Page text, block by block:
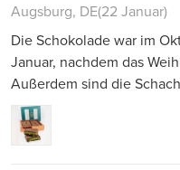
Augsburg, DE(22 Januar)
Die Schokolade war im
Januar, nachdem das
Außerdem sind die